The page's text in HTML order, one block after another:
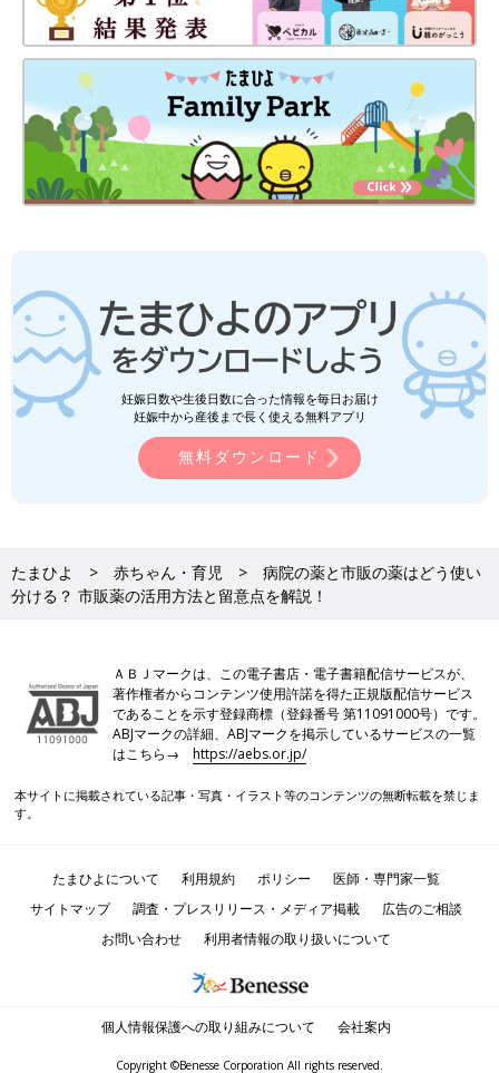
妊娠日数や生後日数に合った情報を毎日お届け
妊娠中から産後まで長く使える無料アプリ
無料ダウンロード
たまひよ 赤ちゃん・育児
病院の薬と市販の薬はどう使い
分ける？ 市販薬の活用方法と留意点を解説！
ＡＢＪマークは、この電子書店・電子書籍配信サービスが、
著作権者からコンテンツ使用許諾を得た正規版配信サービス
であることを示す登録商標（登録番号 第11091000号）です。
ABJマークの詳細、ABJマークを掲示しているサービスの一覧
はこちら→https://aebs.or.jp/
本サイトに掲載されている記事・写真・イラスト等のコンテンツの無断転載を禁じま
す。
たまひよについて 利用規約 ポリシー
医師・専門家一覧
サイトマップ
調査・プレスリリース・メディア掲載
広告のご相談
お問い合わせ
利用者情報の取り扱いについて
個人情報保護への取り組みについて 会社案内
Copyright ©Benesse Corporation All rights reserved.